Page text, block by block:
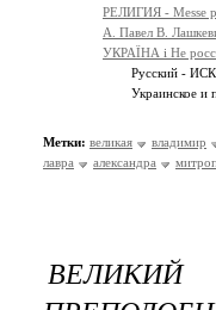
РЕЛИГИЯ - Messe
А. Павел В.
УКРАЇНА і Не
Русский -
Украинское и
Метки: великая владимир
лавра
александра